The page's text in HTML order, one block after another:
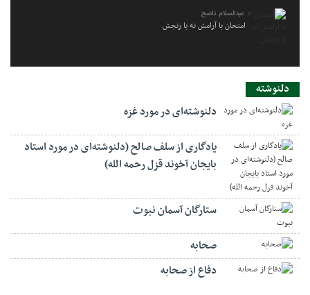
عبدالسلام ناصح
امتحان با آرامش نه با رنجش
دلنوشته
دلنوشته‌ای در مورد غزه
یادگاری از سلف صالح (دلنوشته‌ای در مورد استاد
بایجان آخوند قزل رحمه الله)
ستارگان آسمان نبوت
صحابه
دفاع از صحابه